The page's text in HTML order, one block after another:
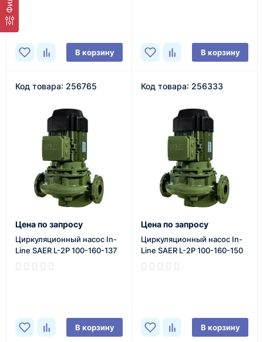
В корзину В корзину
Код товара: 256765
Цена по запросу
Циркуляционный насос In-
Line SAER L-2P 100-160-137
В корзину
Код товара: 256333
Цена по запросу
Циркуляционный насос In-
Line SAER L-2P 100-160-150
В корзину